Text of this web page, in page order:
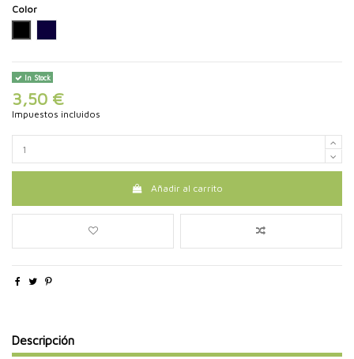
Color
In Stock
3,50 €
Impuestos incluidos
Añadir al carrito
Descripción